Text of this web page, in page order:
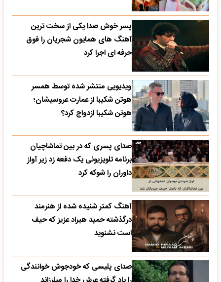
پسر خوش صدا یکی از سخت ترین
آهنگ های همایون شجریان را فوق
حرفه ای اجرا کرد
ویدیویی منتشر شده توسط همسر
هوتن شکیبا از عمارت عروسیشان؛
هوتن شکیبا ازدواج کرد؟
صدای پسری که در بین تماشاچیان
برنامه تلویزیونی یک دفعه زد زیر آواز
داوران را شوکه کرد
آهنگ کمتر شنیده شده از هنرمند
درگذشته حمید هیراد عزیز که حیف
است نشنوید
صدای پلیسی که خودجوش خوانندگی